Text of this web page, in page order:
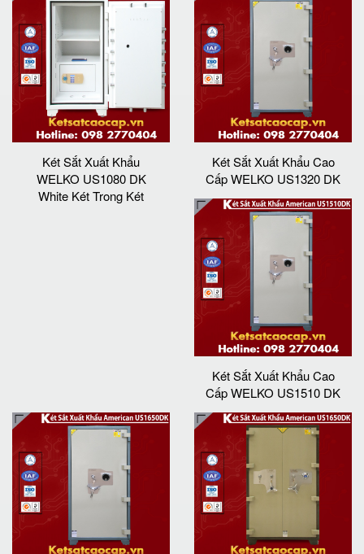
Két Sắt Xuất Khẩu
WELKO US1080 DK
White Két Trong Két
Két Sắt Xuất Khẩu Cao
Cấp WELKO US1320 DK
Két Sắt Xuất Khẩu Cao
Cấp WELKO US1510 DK